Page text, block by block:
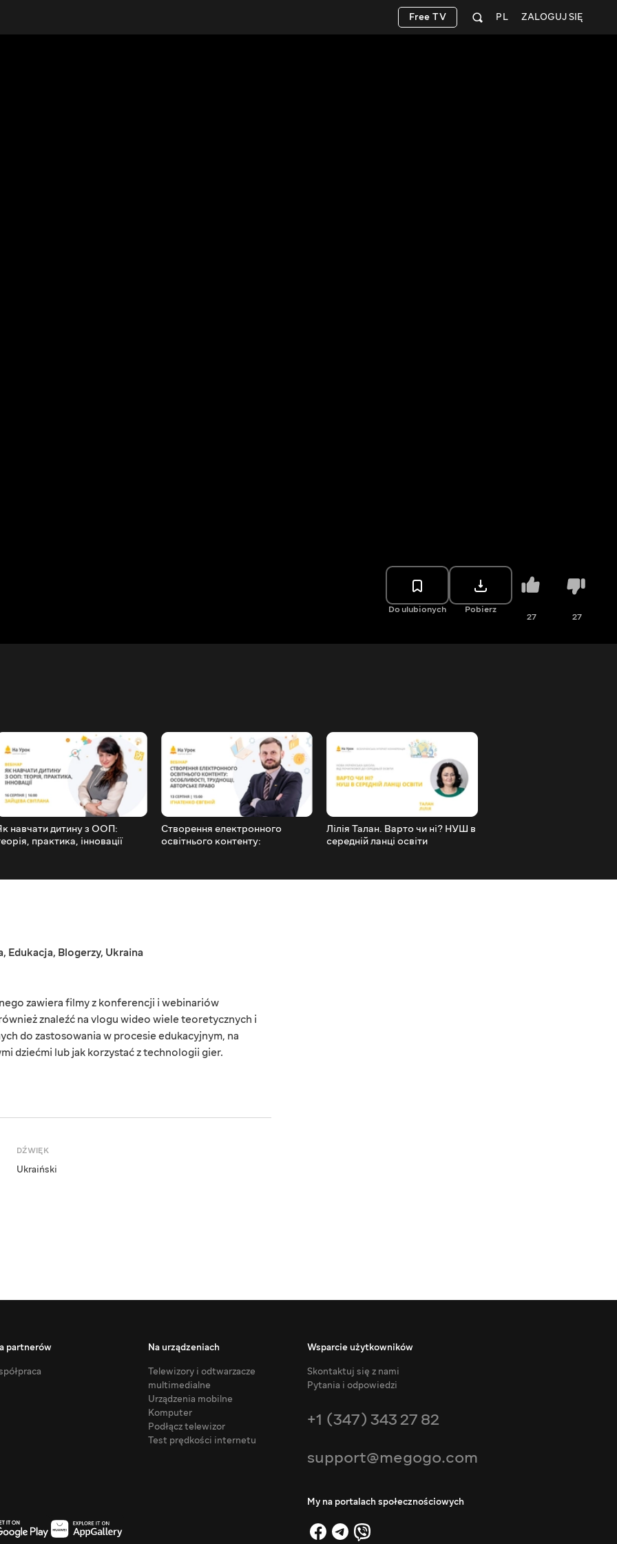
ZALOGUJ SIĘ
PL
Free TV
Do ulubionych Pobierz
27 27
навчати дитину з ООП:
практика, інновації
Створення електронного
освітнього контенту:
Лілія Талан. Варто чи ні? НУШ в
середній ланці освіти
, Edukacja, Blogerzy, Ukraina
zawiera filmy z konferencji i webinariów
znaleźć na vlogu wideo wiele teoretycznych i
do zastosowania w procesie edukacyjnym, na
dziećmi lub jak korzystać z technologii gier.
DŹWIĘK
Ukraiński
partnerów
Na urządzeniach
Telewizory i odtwarzacze
multimedialne
Urządzenia mobilne
Komputer
Podłącz telewizor
Test prędkości internetu
Wsparcie użytkowników
Skontaktuj się z nami
Pytania i odpowiedzi
+1 (347) 343 27 82
support@megogo.com
My na portalach społecznościowych